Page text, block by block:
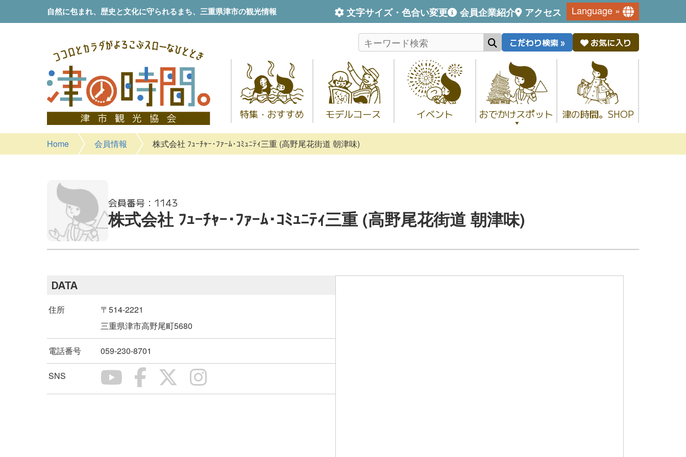
自然に包まれ、歴史と文化に守られるまち、 三重県津市の観光情報 文字サイズ・色合い変更 会員企業紹介 アクセス Language »
こだわり検索 » お気に入り
特集・おすすめ モデルコース イベント おでかけスポット 津の時間。SHOP
Home 会員情報 株式会社 ﾌｭｰﾁｬｰ･ﾌｧｰﾑ･ｺﾐｭﾆﾃｨ三重 (高野尾花街道 朝津味)
1143
株式会社 ﾌｭｰﾁｬｰ･ﾌｧｰﾑ･ｺﾐｭﾆﾃｨ三重 (高野尾花街道 朝津味)
DATA
住所
〒514-2221
三重県津市高野尾町5680
電話番号 059-230-8701
SNS